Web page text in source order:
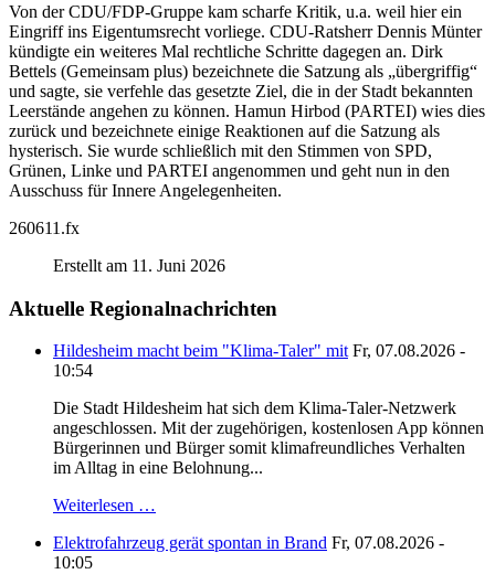
Von der CDU/FDP-Gruppe kam scharfe Kritik, u.a. weil hier ein
Eingriff ins Eigentumsrecht vorliege. CDU-Ratsherr Dennis Münter
kündigte ein weiteres Mal rechtliche Schritte dagegen an. Dirk
Bettels (Gemeinsam plus) bezeichnete die Satzung als „übergriffig“
und sagte, sie verfehle das gesetzte Ziel, die in der Stadt bekannten
Leerstände angehen zu können. Hamun Hirbod (PARTEI) wies dies
zurück und bezeichnete einige Reaktionen auf die Satzung als
hysterisch. Sie wurde schließlich mit den Stimmen von SPD,
Grünen, Linke und PARTEI angenommen und geht nun in den
Ausschuss für Innere Angelegenheiten.
260611.fx
Erstellt am 11. Juni 2026
Aktuelle Regionalnachrichten
Hildesheim macht beim "Klima-Taler" mit Fr, 07.08.2026 -
10:54
Die Stadt Hildesheim hat sich dem Klima-Taler-Netzwerk
angeschlossen. Mit der zugehörigen, kostenlosen App können
Bürgerinnen und Bürger somit klimafreundliches Verhalten
im Alltag in eine Belohnung...
Weiterlesen …
Elektrofahrzeug gerät spontan in Brand Fr, 07.08.2026 -
10:05